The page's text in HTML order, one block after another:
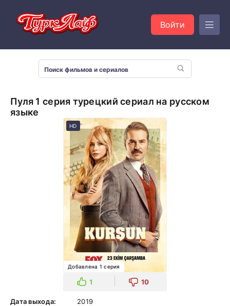
Войти
Пуля 1 серия турецкий сериал на русском
языке
HD
Добавлена 1 серия
1 10
Дата выхода:
2019